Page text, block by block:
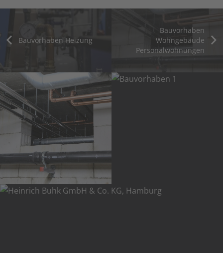
Bauvorhaben Heizung
Bauvorhaben
Wohngebäude
Personalwohnungen